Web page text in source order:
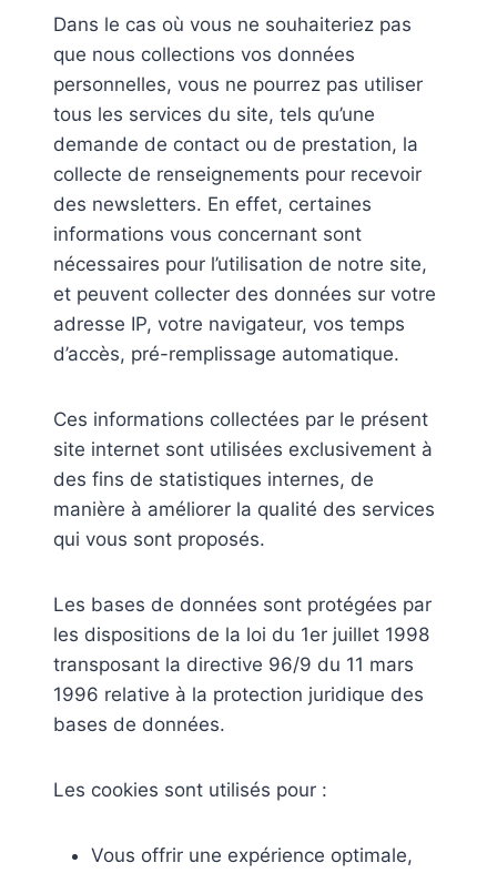
Dans le cas où vous ne souhaiteriez pas
que nous collections vos données
personnelles, vous ne pourrez pas utiliser
tous les services du site, tels qu’une
demande de contact ou de prestation, la
collecte de renseignements pour recevoir
des newsletters. En effet, certaines
informations vous concernant sont
nécessaires pour l’utilisation de notre site,
et peuvent collecter des données sur votre
adresse IP, votre navigateur, vos temps
d’accès, pré-remplissage automatique.
Ces informations collectées par le présent
site internet sont utilisées exclusivement à
des fins de statistiques internes, de
manière à améliorer la qualité des services
qui vous sont proposés.
Les bases de données sont protégées par
les dispositions de la loi du 1er juillet 1998
transposant la directive 96/9 du 11 mars
1996 relative à la protection juridique des
bases de données.
Les cookies sont utilisés pour :
Vous offrir une expérience optimale,